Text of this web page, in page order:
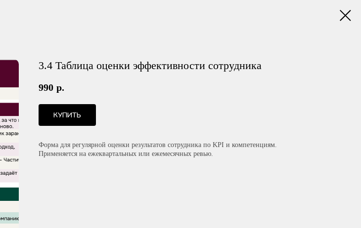
3.4 Таблица оценки эффективности сотрудника
990 р.
КУПИТЬ
Форма для регулярной оценки результатов сотрудника по KPI и компетенциям.
Применяется на ежеквартальных или ежемесячных ревью.